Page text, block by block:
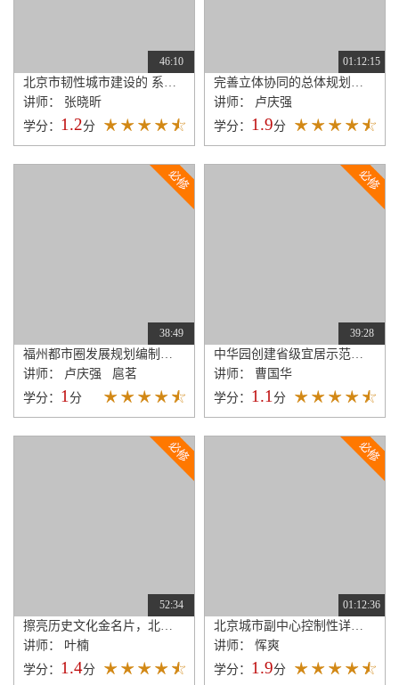
46:10
讲师： 张晓昕
学分： 1.2分
01:12:15
讲师： 卢庆强
学分： 1.9分
38:49
讲师： 卢庆强 扈茗
学分： 1分
39:28
讲师： 曹国华
学分： 1.1分
52:34
讲师： 叶楠
学分： 1.4分
01:12:36
讲师： 恽爽
学分： 1.9分